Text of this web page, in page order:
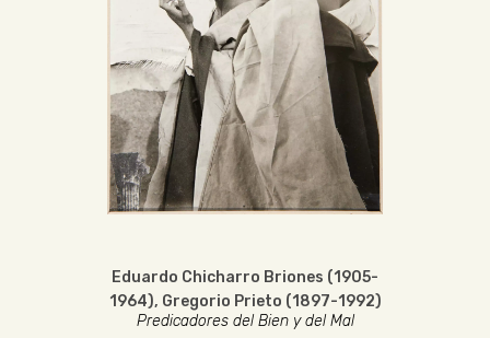
Eduardo Chicharro Briones (1905-
1964), Gregorio Prieto (1897-1992)
Predicadores del Bien y del Mal